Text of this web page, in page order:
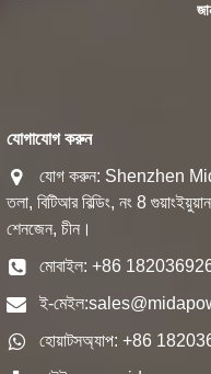
যোগাযোগ করুন
যোগ করুন: Shenzhen
তলা, বিটিআর বিল্ডিং, নং 8
শেনজেন, চীন।
মোবাইল: +86
ই-মেইল:
হোয়াটসঅ্যাপ: +86